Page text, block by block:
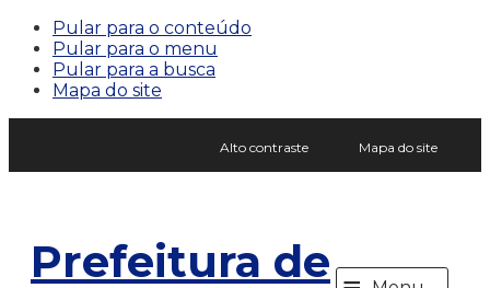
Pular para o conteúdo
Pular para o menu
Pular para a busca
Mapa do site
Alto contraste Mapa do site
Prefeitura de